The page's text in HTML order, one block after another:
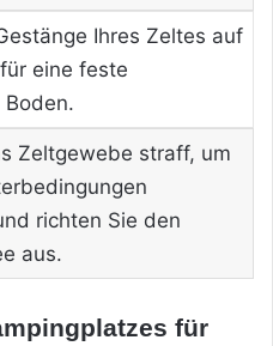
Ihres Zeltes auf
eine feste
Boden.
Zeltgewebe straff, um
richten Sie den
aus.
für